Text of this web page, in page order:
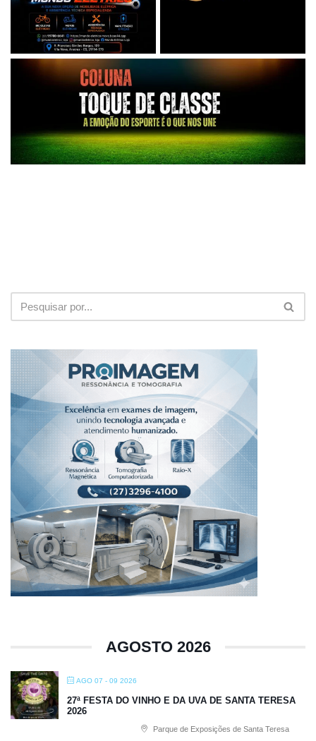
AGOSTO 2026
AGO 07 - 09 2026
27ª FESTA DO VINHO E DA UVA DE SANTA TERESA
2026
Parque de Exposições de Santa Teresa